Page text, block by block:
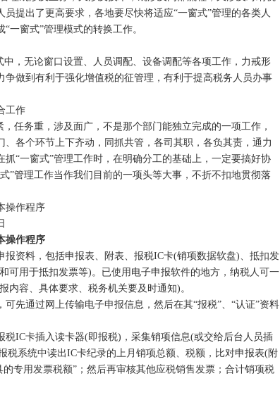
员提出了更高要求，各地要尽快将适应“一窗式”管理的各类人
一窗式”管理模式的转换工作。
，无论窗口设置、人员调配、设备调配等各项工作，力戒形
争做到有利于强化增值税的征管理，有利于提高税务人员办事
工作
任务重，涉及面广，不是那个部门能独立完成的一项工作，
、各个环节上下齐动，同抓共管，各司其职，各负其责，通力
抓“一窗式”管理工作时，在明确分工的基础上，一定要搞好协
”管理工作当作我们目前的一项头等大事，不折不扣地贯彻落
作程序
操作程序
资料，包括申报表、附表、报税IC卡(销项数据软盘)、抵扣发
可用于抵扣发票等)。已使用电子申报软件的地方，纳税人可一
内容、具体要求、税务机关要及时通知)。
通过网上传输电子申报信息，然后在其“报税”、“认证”资料
IC卡插入读卡器(即报税)，采集销项信息(或交给后台人员插
税系统中读出IC卡纪录的上月销项总额、税额，比对申报表(附
专用发票税额”；然后再审核其他应税销售发票；合计销项税